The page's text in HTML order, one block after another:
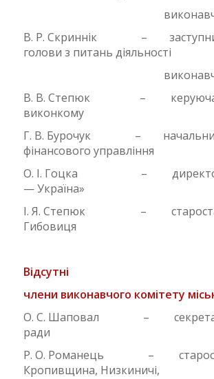
виконавчих
В. Р. Скриннік – заступник
голови з питань діяльності
виконавчих
В. В. Степюк – керуюча
виконкому
Г. В. Бурочук –
фінансового управління
О. І. Гоцка – директор
— Україна»
І. Я. Степюк – староста
Гибовиця
Відсутні
члени виконавчого комітету
О. С. Шаповал – секретар
ради
Р. О. Романець – староста
Кропивщина, Низкиничі,